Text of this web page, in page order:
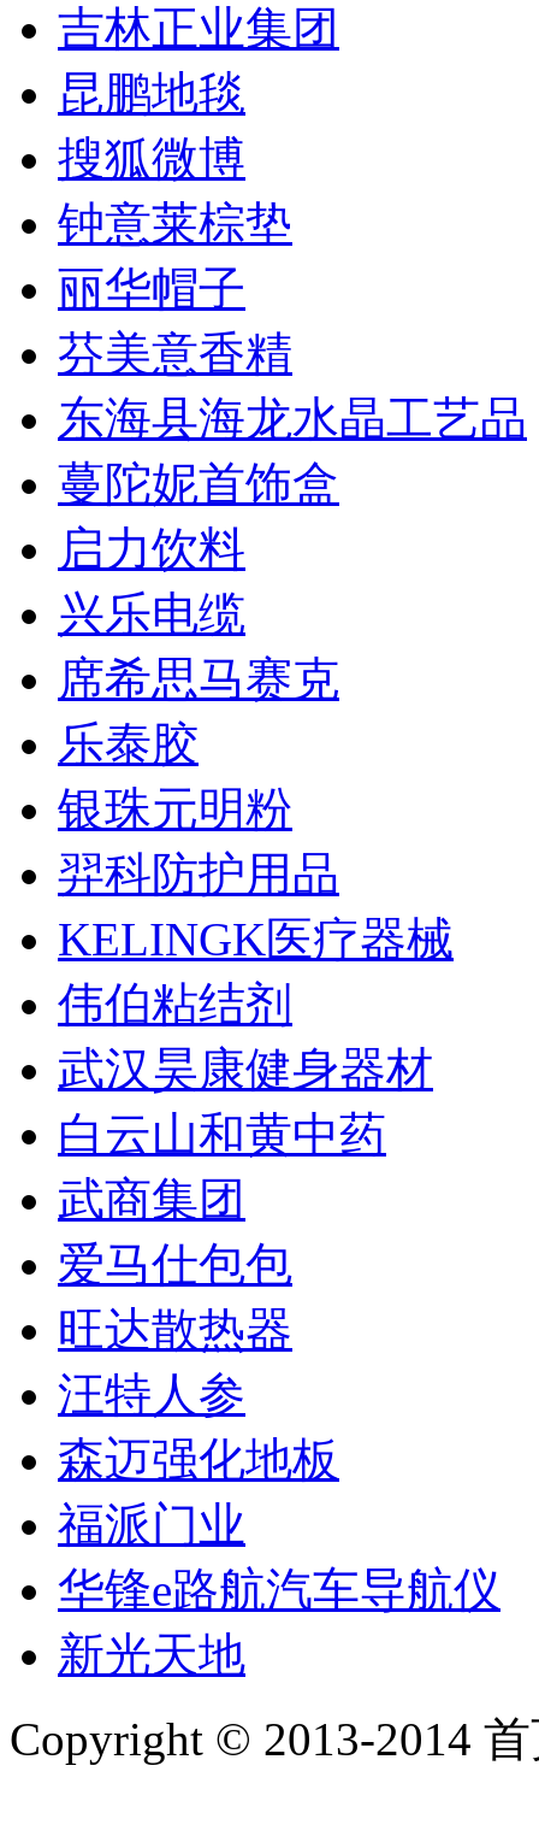
吉林正业集团
昆鹏地毯
搜狐微博
钟意莱棕垫
丽华帽子
芬美意香精
东海县海龙水晶工艺品
蔓陀妮首饰盒
启力饮料
兴乐电缆
席希思马赛克
乐泰胶
银珠元明粉
羿科防护用品
KELINGK医疗器械
伟伯粘结剂
武汉昊康健身器材
白云山和黄中药
武商集团
爱马仕包包
旺达散热器
汪特人参
森迈强化地板
福派门业
华锋e路航汽车导航仪
新光天地
Copyright © 2013-2014